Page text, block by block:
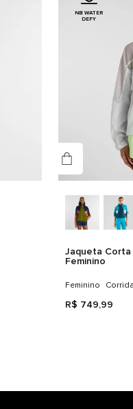
NB WATER
DEFY
Jaqueta Corta
Feminino
Feminino Corrida
R$ 749,99